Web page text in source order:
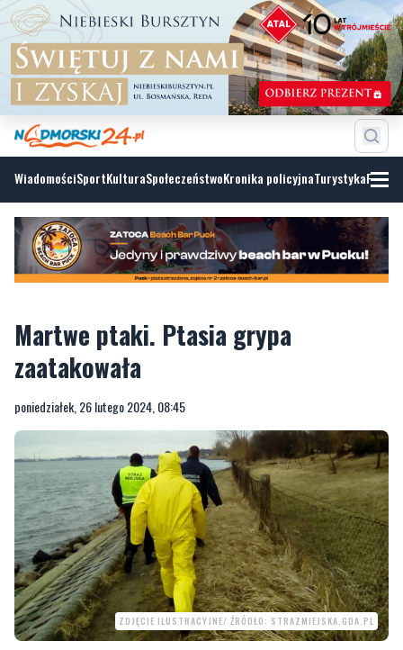
WiadomościSportKulturaSpołeczeństwoKronika policyjnaTurystyka
Martwe ptaki. Ptasia grypa
zaatakowała
poniedziałek, 26 lutego 2024, 08:45
ZDJĘCIE ILUSTRACYJNE/ ŹRÓDŁO: STRAZMIEJSKA.GDA.PL